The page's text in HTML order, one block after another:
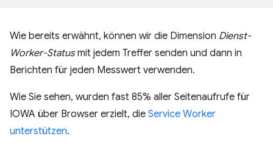
Wie bereits erwähnt, können wir die Dimension Dienst-
Worker-Statusmit jedem Treffer senden und dann in
Berichten für jeden Messwert verwenden.
Wie Sie sehen, wurden fast 85% aller Seitenaufrufe für
IOWA über Browser erzielt, die Service Worker
unterstützen.